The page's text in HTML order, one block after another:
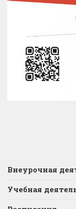
Внеурочная
Учебная